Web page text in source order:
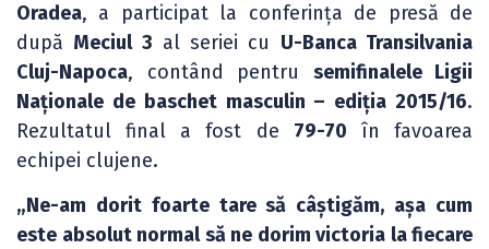
Oradea, a participat la conferința de presă de
după Meciul 3 al seriei cu U-Banca Transilvania
Cluj-Napoca, contând pentru semifinalele Ligii
Naționale de baschet masculin – ediția 2015/16.
Rezultatul final a fost de 79-70 în favoarea
echipei clujene.
„Ne-am dorit foarte tare să câștigăm, așa cum
este absolut normal să ne dorim victoria la fiecare